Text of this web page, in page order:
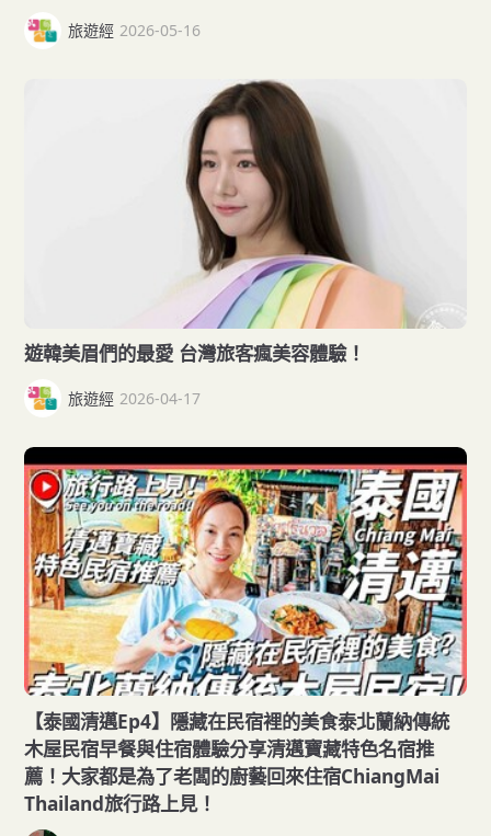
旅遊經 2026-05-16
遊韓美眉們的最愛 台灣旅客瘋美容體驗！
旅遊經 2026-04-17
【泰國清邁Ep4】隱藏在民宿裡的美食泰北蘭納傳統
木屋民宿早餐與住宿體驗分享清邁寶藏特色名宿推
薦！大家都是為了老闆的廚藝回來住宿ChiangMai
Thailand旅行路上見！